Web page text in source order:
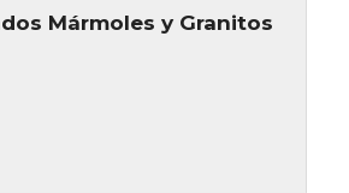
Mármoles y Granitos